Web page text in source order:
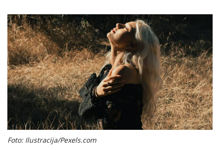
Foto: Ilustracija/Pexels.com